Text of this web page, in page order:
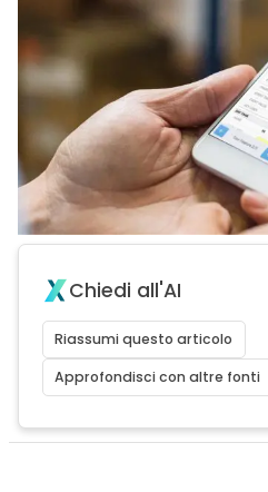
Chiedi all'AI
Riassumi questo articolo
Approfondisci con altre fonti